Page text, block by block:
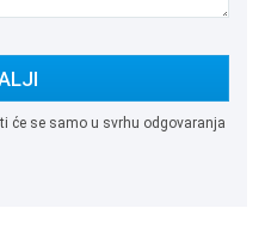
će se samo u svrhu odgovaranja